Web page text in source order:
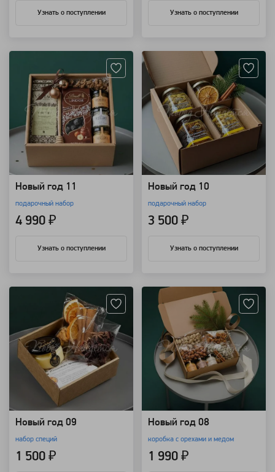
Узнать о поступлении Узнать о поступлении
Новый год 11
подарочный набор
4 990 ₽
Узнать о поступлении
Новый год 10
подарочный набор
3 500 ₽
Узнать о поступлении
Новый год 09
набор специй
1 500 ₽
Новый год 08
коробка с орехами и медом
1 990 ₽